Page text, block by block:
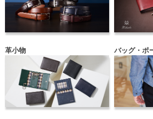
革小物 バッグ・ポ